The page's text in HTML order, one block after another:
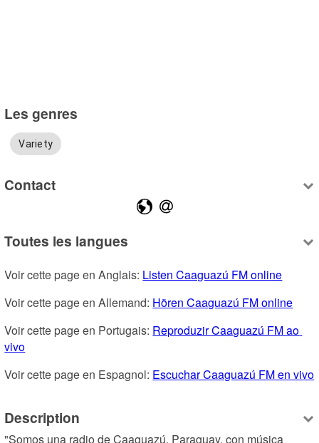
Les genres
Variety
Contact
Toutes les langues
Voir cette page en Anglais: Listen Caaguazú FM online
Voir cette page en Allemand: Hören Caaguazú FM online
Voir cette page en Portugais: Reproduzir Caaguazú FM ao
vivo
Voir cette page en Espagnol: Escuchar Caaguazú FM en vivo
Description
"Somos una radio de Caaguazú, Paraguay, con música